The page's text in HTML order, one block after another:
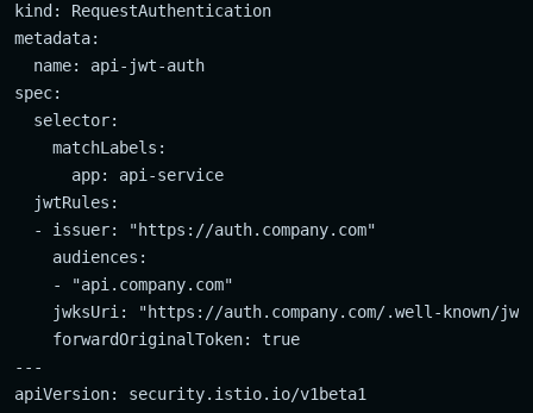
kind: RequestAuthentication
metadata:
  name: api-jwt-auth
spec:
  selector:
    matchLabels:
      app: api-service
  jwtRules:
  - issuer: "https://auth.company.com"
    audiences:
    - "api.company.com"
jwksUri: "https://auth.company.com/.well-known/
    forwardOriginalToken: true
---
apiVersion: security.istio.io/v1beta1